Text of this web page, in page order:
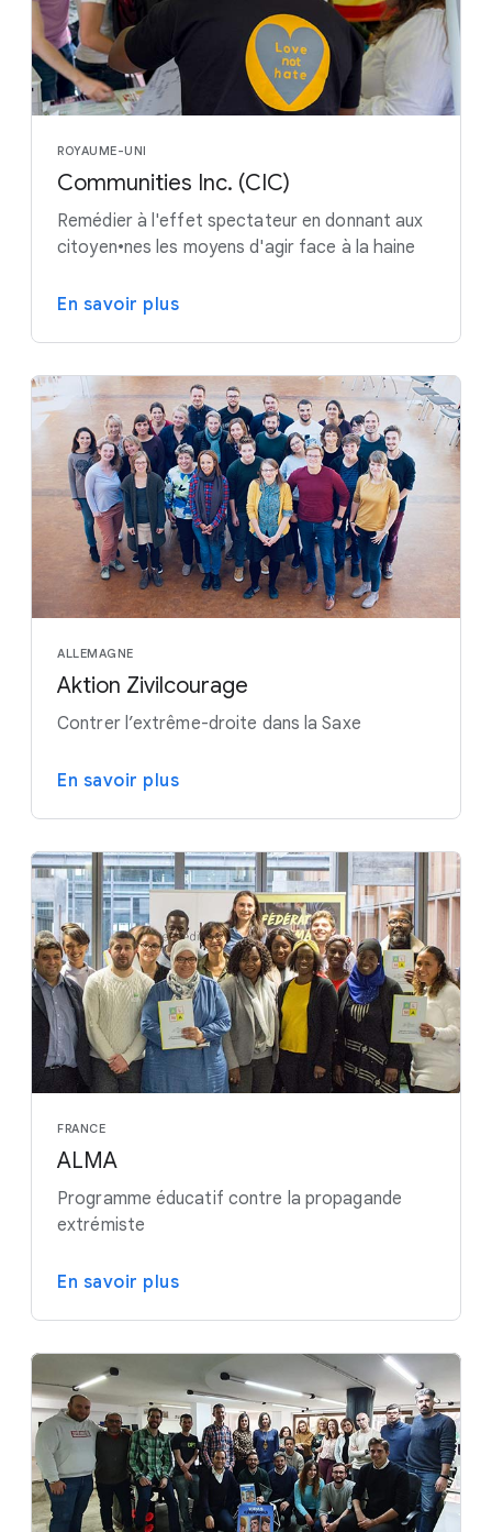
ROYAUME-UNI
Communities Inc. (CIC)
Remédier à l'effet spectateur en donnant aux
citoyen•nes les moyens d'agir face à la haine
En savoir plus
ALLEMAGNE
Aktion Zivilcourage
Contrer l’extrême-droite dans la Saxe
En savoir plus
FRANCE
ALMA
Programme éducatif contre la propagande
extrémiste
En savoir plus